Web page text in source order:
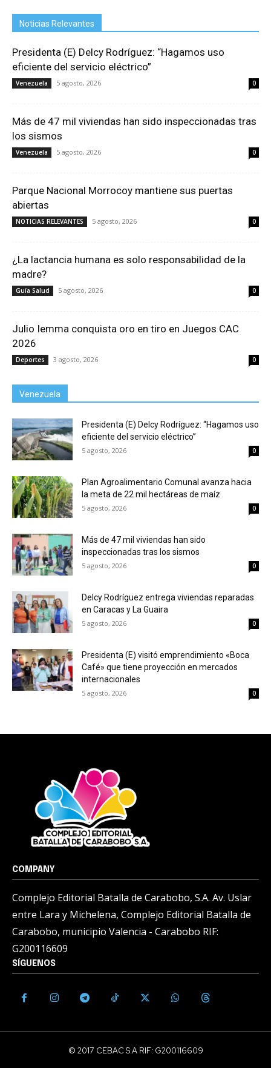
Noticias Relevantes
Presidenta (E) Delcy Rodríguez: “Hagamos uso
eficiente del servicio eléctrico”
Venezuela 5 agosto, 2026 0
Más de 47 mil viviendas han sido inspeccionadas tras
los sismos
Venezuela 5 agosto, 2026 0
Parque Nacional Morrocoy mantiene sus puertas
abiertas
NOTICIAS RELEVANTES 5 agosto, 2026 0
¿La lactancia humana es solo responsabilidad de la
madre?
Guía Salud 5 agosto, 2026 0
Julio Iemma conquista oro en tiro en Juegos CAC
2026
Deportes 3 agosto, 2026 0
Venezuela
Presidenta (E) Delcy Rodríguez: “Hagamos uso
eficiente del servicio eléctrico”
5 agosto, 2026 0
Plan Agroalimentario Comunal avanza hacia
la meta de 22 mil hectáreas de maíz
5 agosto, 2026 0
Más de 47 mil viviendas han sido
inspeccionadas tras los sismos
5 agosto, 2026 0
Delcy Rodríguez entrega viviendas reparadas
en Caracas y La Guaira
5 agosto, 2026 0
Presidenta (E) visitó emprendimiento «Boca
Café» que tiene proyección en mercados
internacionales
5 agosto, 2026 0
COMPANY
Complejo Editorial Batalla de Carabobo, S.A. Av. Uslar
entre Lara y Michelena, Complejo Editorial Batalla de
Carabobo, municipio Valencia - Carabobo RIF:
G200116609
SÍGUENOS
© 2017 CEBAC S.A RIF: G200116609